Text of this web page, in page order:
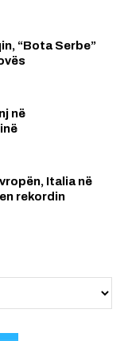
“Bota Serbe”
në
Italia në
rekordin